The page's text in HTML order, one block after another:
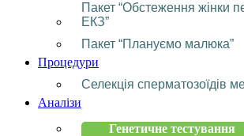
Пакет “Обстеження жінки
ЕКЗ”
Пакет “Плануємо малюка”
Процедури
Селекція сперматозоїдів
Аналізи
Генетичне тестування